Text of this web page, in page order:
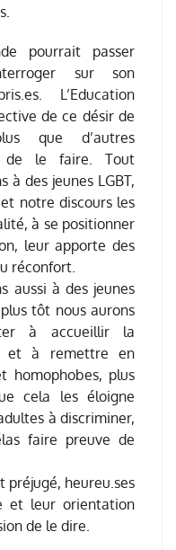
pourrait passer
sur son
L’Education
de ce désir de
que d’autres
de le faire. Tout
à des jeunes LGBT,
notre discours les
à se positionner
leur apporte des
réconfort.
aussi à des jeunes
tôt nous aurons
à accueillir la
et à remettre en
homophobes, plus
cela les éloigne
à discriminer,
faire preuve de
préjugé, heureu.ses
et leur orientation
de le dire.